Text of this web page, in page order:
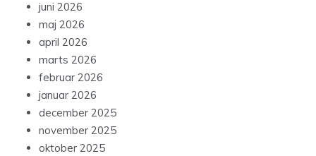
juni 2026
maj 2026
april 2026
marts 2026
februar 2026
januar 2026
december 2025
november 2025
oktober 2025